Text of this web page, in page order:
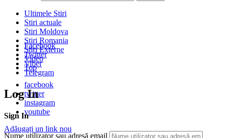
Ultimele Stiri
Stiri actuale
Stiri Moldova
Stiri Romania
Stiri Externe
Video
Top
facebook
twitter
instagram
youtube
Adăugați un link nou
Facebook
Twitter
Viber
Telegram
Log In
Sign In
Nume utilizator sau adresă email